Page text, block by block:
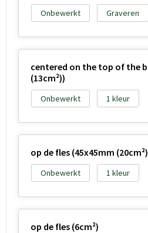
Onbewerkt Graveren
centered on the top of the
(13cm²))
Onbewerkt 1
op de fles (45x45mm
Onbewerkt 1
op de fles (6cm²)